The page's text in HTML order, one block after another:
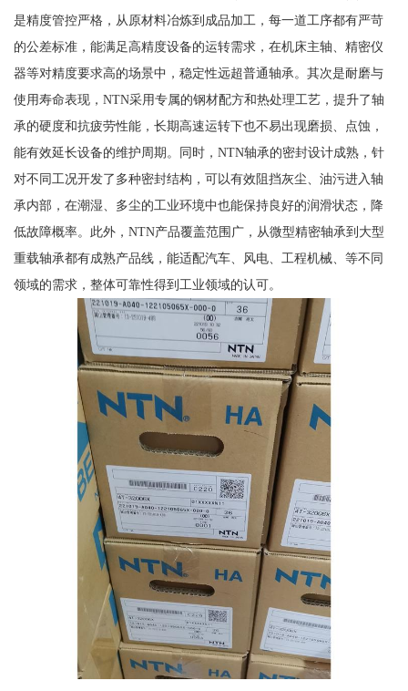
是精度管控严格，从原材料冶炼到成品加工，每一道工序都有严苛
的公差标准，能满足高精度设备的运转需求，在机床主轴、精密仪
器等对精度要求高的场景中，稳定性远超普通轴承。其次是耐磨与
使用寿命表现，NTN采用专属的钢材配方和热处理工艺，提升了轴
承的硬度和抗疲劳性能，长期高速运转下也不易出现磨损、点蚀，
能有效延长设备的维护周期。同时，NTN轴承的密封设计成熟，针
对不同工况开发了多种密封结构，可以有效阻挡灰尘、油污进入轴
承内部，在潮湿、多尘的工业环境中也能保持良好的润滑状态，降
低故障概率。此外，NTN产品覆盖范围广，从微型精密轴承到大型
重载轴承都有成熟产品线，能适配汽车、风电、工程机械、等不同
领域的需求，整体可靠性得到工业领域的认可。